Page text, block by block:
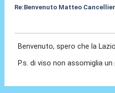
Re:Benvenuto Matteo
Benvenuto, spero che la
P.s. di viso non assomiglia un